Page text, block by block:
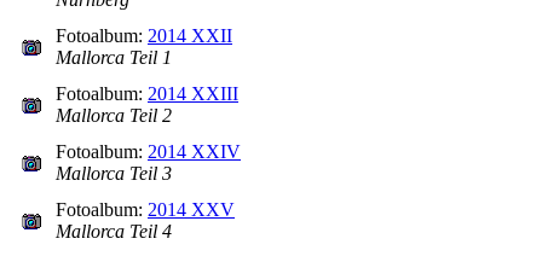
Fotoalbum: 2014 XXII
Mallorca Teil 1
Fotoalbum: 2014 XXIII
Mallorca Teil 2
Fotoalbum: 2014 XXIV
Mallorca Teil 3
Fotoalbum: 2014 XXV
Mallorca Teil 4